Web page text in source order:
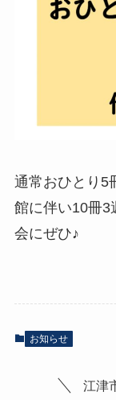
通常おひとり5
館に伴い10冊3
会にぜひ♪
お知らせ
江津